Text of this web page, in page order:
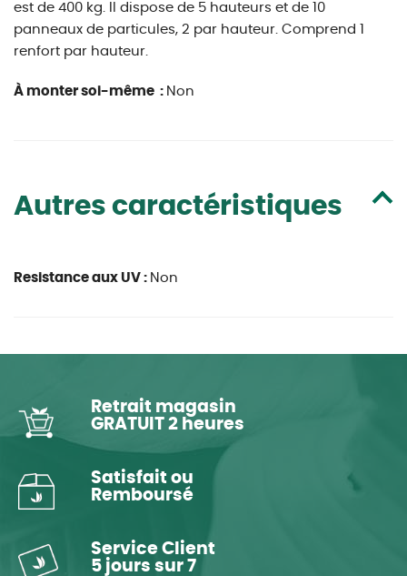
est de 400 kg. Il dispose de 5 hauteurs et de 10
panneaux de particules, 2 par hauteur. Comprend 1
renfort par hauteur.
À monter soi-même : Non
Autres caractéristiques
Resistance aux UV : Non
Retrait magasin
GRATUIT 2 heures
Satisfait ou
Remboursé
Service Client
5 jours sur 7